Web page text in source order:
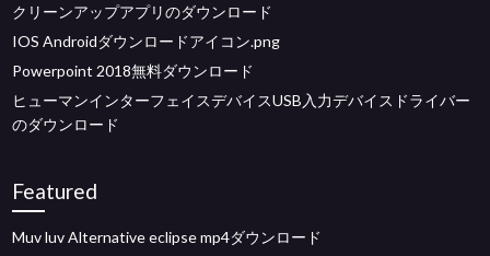
クリーンアップアプリのダウンロード
IOS Androidダウンロードアイコン.png
Powerpoint 2018無料ダウンロード
ヒューマンインターフェイスデバイスUSB入力デバイスドライバー
のダウンロード
Featured
Muv luv Alternative eclipse mp4ダウンロード